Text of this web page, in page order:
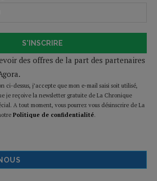
S'INSCRIRE
des offres de la part des partenaires
ci-dessus, j’accepte que mon e-mail saisi soit utilisé,
je reçoive la newsletter gratuite de La Chronique
A tout moment, vous pourrez vous désinscrire de La
Politique de confidentialité.